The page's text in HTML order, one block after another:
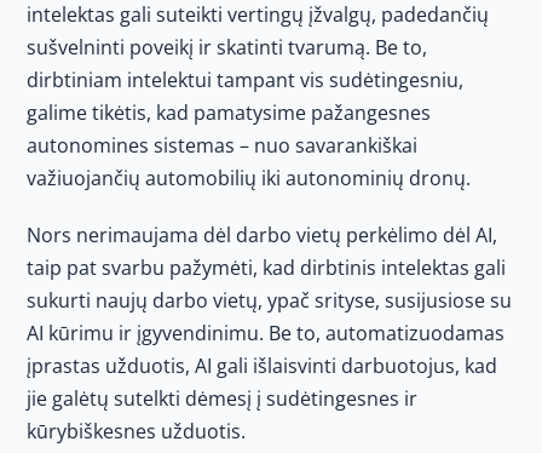
intelektas gali suteikti vertingų įžvalgų, padedančių
sušvelninti poveikį ir skatinti tvarumą. Be to,
dirbtiniam intelektui tampant vis sudėtingesniu,
galime tikėtis, kad pamatysime pažangesnes
autonomines sistemas – nuo savarankiškai
važiuojančių automobilių iki autonominių dronų.
Nors nerimaujama dėl darbo vietų perkėlimo dėl AI,
taip pat svarbu pažymėti, kad dirbtinis intelektas gali
sukurti naujų darbo vietų, ypač srityse, susijusiose su
AI kūrimu ir įgyvendinimu. Be to, automatizuodamas
įprastas užduotis, AI gali išlaisvinti darbuotojus, kad
jie galėtų sutelkti dėmesį į sudėtingesnes ir
kūrybiškesnes užduotis.